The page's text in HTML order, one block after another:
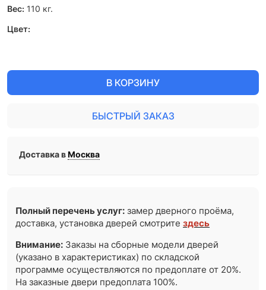
Вес: 110 кг.
Цвет:
В КОРЗИНУ
БЫСТРЫЙ ЗАКАЗ
Доставка вМосква
Полный перечень услуг: замер дверного проёма,
доставка, установка дверей смотритездесь
Внимание: Заказы на сборные модели дверей
(указано в характеристиках) по складской
программе осуществляются по предоплате от 20%.
На заказные двери предоплата 100%.